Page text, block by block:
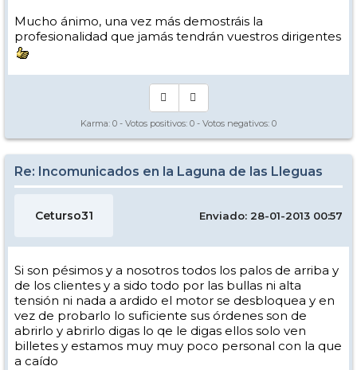
Mucho ánimo, una vez más demostráis la
profesionalidad que jamás tendrán vuestros dirigentes
Karma: 0 - Votos positivos: 0 - Votos negativos: 0
Re: Incomunicados en la Laguna de las Lleguas
Ceturso31 Enviado: 28-01-2013 00:57
Si son pésimos y a nosotros todos los palos de arriba y
de los clientes y a sido todo por las bullas ni alta
tensión ni nada a ardido el motor se desbloquea y en
vez de probarlo lo suficiente sus órdenes son de
abrirlo y abrirlo digas lo qe le digas ellos solo ven
billetes y estamos muy muy poco personal con la que
a caído